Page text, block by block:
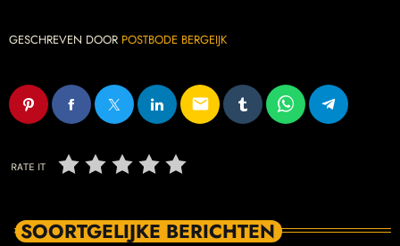
GESCHREVEN DOOR POSTBODE BERGEIJK
email
RATE IT
SOORTGELIJKE BERICHTEN